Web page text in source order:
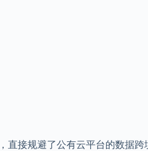
接规避了公有云平台的数据跨